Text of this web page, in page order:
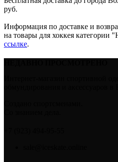
руб.
Информация по доставке и
на товары для хоккея категории
ссылке.